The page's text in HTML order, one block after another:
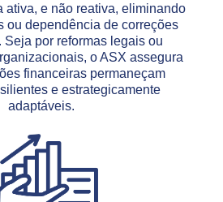
ativa, e não reativa, eliminando
ou dependência de correções
Seja por reformas legais ou
o ASX assegura
financeiras permaneçam
e estrategicamente
adaptáveis.